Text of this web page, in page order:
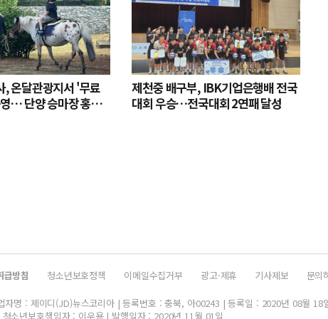
, 온달관광지서 '무료
… 단양 승마장 홍보
제천중 배구부, IBK기업은행배 전국
대회 우승…전국대회 2연패 달성
급방침 청소년보호정책 이메일수집거부 광고·제휴 기사제보 문의
자명 : 제이디(JD)뉴스코리아 | 등록번호 : 충북, 아00243 | 등록일 : 2020년 08월 18
소년보호책임자 : 이우용 | 발행일자 : 2020년 11월 01일